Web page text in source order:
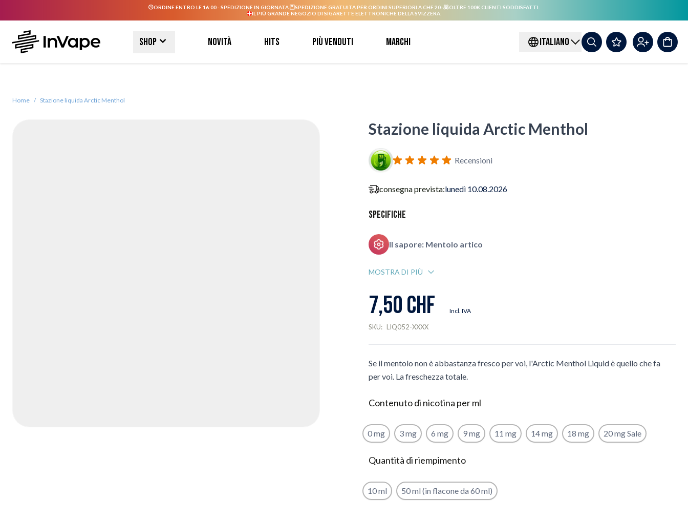
ORDINE ENTRO LE 16:00 - SPEDIZIONE IN GIORNATA. SPEDIZIONE GRATUITA PER ORDINI SUPERIORI A CHF 20.-
OLTRE 100K CLIENTI SODDISFATTI.
IL PIÙ GRANDE NEGOZIO DI SIGARETTE ELETTRONICHE DELLA SVIZZERA.
Shop Novità Hits Più venduti Marchi ITALIANO
Home / Stazione liquida Arctic Menthol
Stazione liquida Arctic Menthol
Recensioni
consegna prevista:lunedì 10.08.2026
Specifiche
Il sapore: Mentolo artico
MOSTRA DI PIÙ
7,50 CHF Incl. IVA
SKU: LIQ052-XXXX
Se il mentolo non è abbastanza fresco per voi, l'Arctic Menthol Liquid è quello che fa
per voi. La freschezza totale.
Contenuto di nicotina per ml
0 mg 3 mg 6 mg 9 mg 11 mg 14 mg 18 mg 20 mg Sale
Quantità di riempimento
10 ml 50 ml (in flacone da 60 ml)